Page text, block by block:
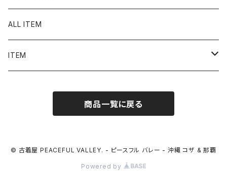
ALL ITEM
ITEM
シャツ／ブラウス
半袖シャツ / ブラウス
タンクトップ
商品一覧に戻る
© 古着屋 PEACEFUL VALLEY. - ピースフル バレー - 沖縄 コザ & 那覇
Powered by